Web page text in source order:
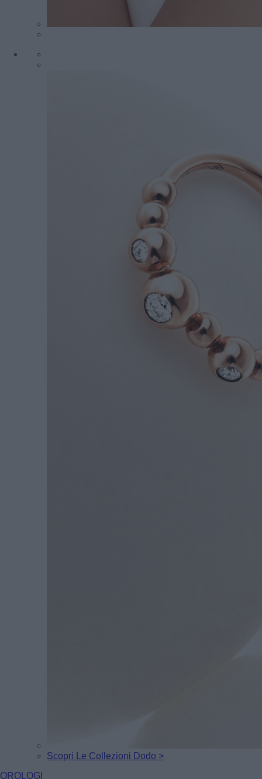
Scopri Le Collezioni Dodo >
OROLOGI